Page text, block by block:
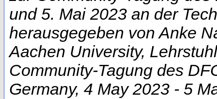
und 5. Mai 2023 an der
herausgegeben von Anke
Aachen University,
Community-Tagung des
Germany, 4 May 2023 - 5